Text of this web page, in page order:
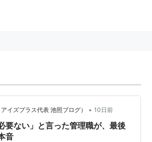
イズプラス代表 池照ブログ） • 10日前
要ない」と言った管理職が、最後
音